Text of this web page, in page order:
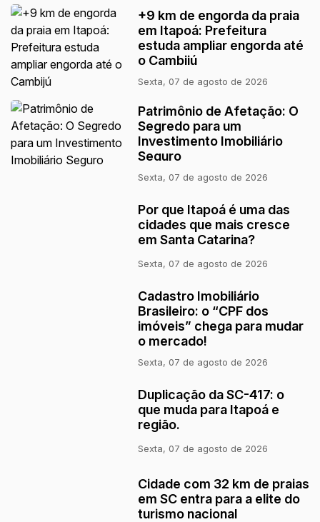
+9 km de engorda da praia
em Itapoá: Prefeitura
estuda ampliar engorda até
o Cambijú
Sexta, 07 de agosto de 2026
Patrimônio de Afetação: O
Segredo para um
Investimento Imobiliário
Seguro
Sexta, 07 de agosto de 2026
Por que Itapoá é uma das
cidades que mais cresce
em Santa Catarina?
Sexta, 07 de agosto de 2026
Cadastro Imobiliário
Brasileiro: o “CPF dos
imóveis” chega para mudar
o mercado!
Sexta, 07 de agosto de 2026
Duplicação da SC-417: o
que muda para Itapoá e
região.
Sexta, 07 de agosto de 2026
Cidade com 32 km de praias
em SC entra para a elite do
turismo nacional